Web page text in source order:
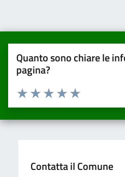
Quanto sono chiare le
pagina?
Valuta da 1 a 5 stelle la pagina
Valuta 5 stelle
Valuta 4 stelle su 5
Valuta 3 stelle su 5
Valuta 2 stelle su 5
Valuta una stella su 5
Contatta il Comune